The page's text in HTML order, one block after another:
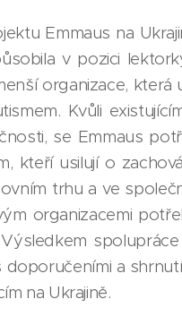
Emmaus na
v pozici
organizace,
Kvůli
se Emmaus
kteří usilují o
trhu a ve
organizacemi
a
na Ukrajině.